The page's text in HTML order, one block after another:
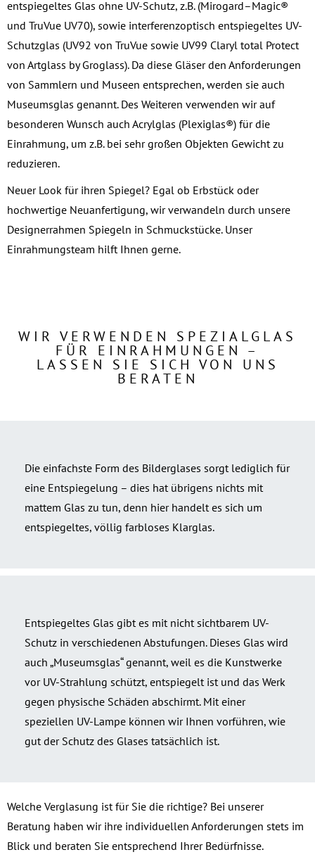
entspiegeltes Glas ohne UV-Schutz, z.B. (Mirogard–Magic®
und TruVue UV70), sowie interferenzoptisch entspiegeltes UV-
Schutzglas (UV92 von TruVue sowie UV99 Claryl total Protect
von Artglass by Groglass). Da diese Gläser den Anforderungen
von Sammlern und Museen entsprechen, werden sie auch
Museumsglas genannt. Des Weiteren verwenden wir auf
besonderen Wunsch auch Acrylglas (Plexiglas®) für die
Einrahmung, um z.B. bei sehr großen Objekten Gewicht zu
reduzieren.
Neuer Look für ihren Spiegel? Egal ob Erbstück oder
hochwertige Neuanfertigung, wir verwandeln durch unsere
Designerrahmen Spiegeln in Schmuckstücke. Unser
Einrahmungsteam hilft Ihnen gerne.
WIR VERWENDEN SPEZIALGLAS
FÜR EINRAHMUNGEN –
LASSEN SIE SICH VON UNS
BERATEN
Die einfachste Form des Bilderglases sorgt lediglich für
eine Entspiegelung – dies hat übrigens nichts mit
mattem Glas zu tun, denn hier handelt es sich um
entspiegeltes, völlig farbloses Klarglas.
Entspiegeltes Glas gibt es mit nicht sichtbarem UV-
Schutz in verschiedenen Abstufungen. Dieses Glas wird
auch „Museumsglas“ genannt, weil es die Kunstwerke
vor UV-Strahlung schützt, entspiegelt ist und das Werk
gegen physische Schäden abschirmt. Mit einer
speziellen UV-Lampe können wir Ihnen vorführen, wie
gut der Schutz des Glases tatsächlich ist.
Welche Verglasung ist für Sie die richtige? Bei unserer
Beratung haben wir ihre individuellen Anforderungen stets im
Blick und beraten Sie entsprechend Ihrer Bedürfnisse.